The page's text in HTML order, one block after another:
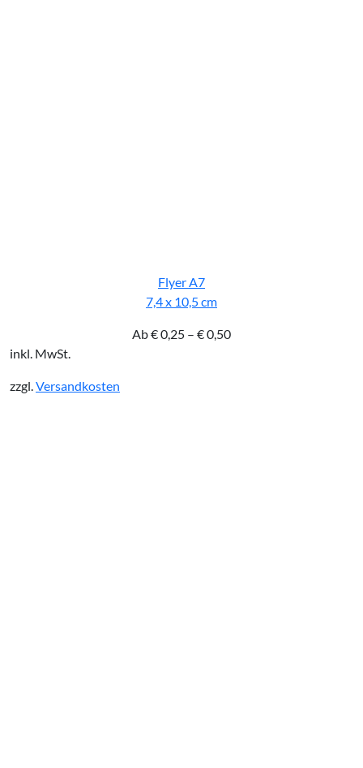
Flyer A7
7,4 x 10,5 cm
Ab€0,25 – €0,50
inkl. MwSt.
zzgl.Versandkosten